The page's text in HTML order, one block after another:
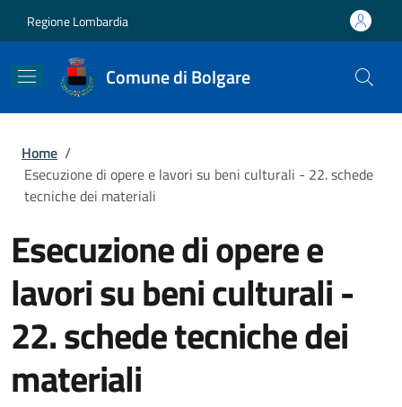
Regione Lombardia
Comune di Bolgare
Briciole di pane
Home /
Esecuzione di opere e lavori su beni culturali - 22. schede
tecniche dei materiali
Esecuzione di opere e
lavori su beni culturali -
22. schede tecniche dei
materiali